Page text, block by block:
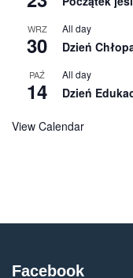
WRZ
30
All day
Dzień
PAŹ
14
All day
Dzień
View Calendar
Facebook